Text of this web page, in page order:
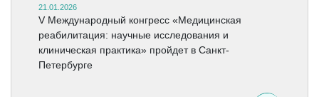
21.01.2026
V Международный конгресс «Медицинская
реабилитация: научные исследования и
клиническая практика» пройдет в Санкт-
Петербурге